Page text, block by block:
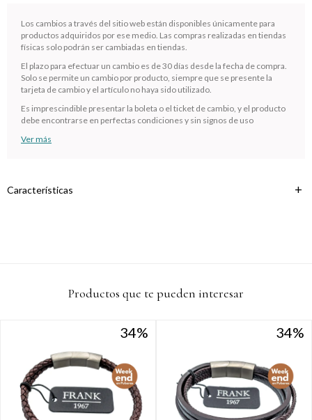
Los cambios a través del sitio web están disponibles únicamente para
productos adquiridos por ese medio. Las compras realizadas en tiendas
físicas solo podrán ser cambiadas en tiendas.
El plazo para efectuar un cambio es de 30 días desde la fecha de compra.
Solo se permite un cambio por producto, siempre que se presente la
tarjeta de cambio y el artículo no haya sido utilizado.
Es imprescindible presentar la boleta o el ticket de cambio, y el producto
debe encontrarse en perfectas condiciones y sin signos de uso
Ver más
Características
Productos que te pueden interesar
34
34 34
34
Comprá ahora y Pagá
Después, hasta en 12
¡Sumate a la forma más ágil de comprar!
Comprá en 3 cuotas sin recargo o hasta en 12
cuotas * ¡Solo con tu cédula!
* sujeto aprobación crediticia.
Después:
Estás calificado para comprar usando Pago